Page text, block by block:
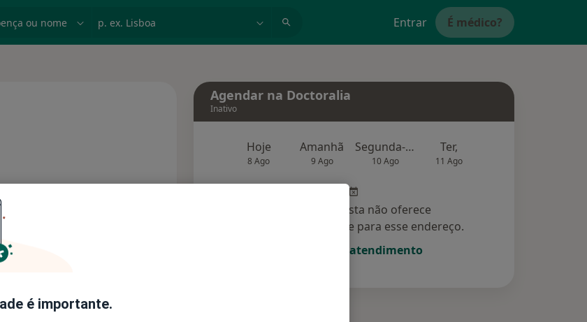
Entrar É médico?
um atendimento
Agendar na Doctoralia
Inativo
Hoje
8 Ago
Amanhã
9 Ago
Segunda-feira
10 Ago
Ter,
11 Ago
Esse especialista não oferece
agendamento online para esse endereço.
Solicite um atendimento
é importante.